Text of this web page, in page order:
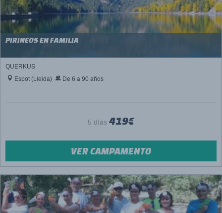
PIRINEOS EN FAMILIA
QUERKUS
Espot (Lleida)
De 6 a 90 años
5 días 419€
VER CAMPAMENTO